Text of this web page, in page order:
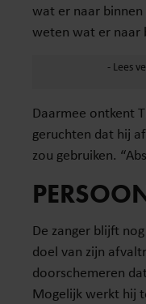
wat er naar
weten wat er naar
Daarmee ontkent
geruchten dat hij
zou gebruiken.
De zanger blijft
doel van zijn
doorschemeren
Mogelijk werkt hij